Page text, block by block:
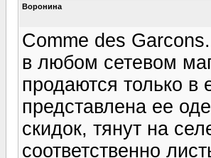
Воронина
Comme des
в любом сетевом
продаются только в
представлена ее
скидок, тянут на
соответственно